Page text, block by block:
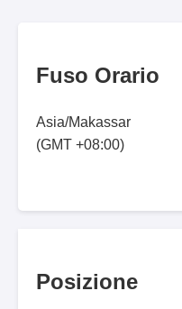
Fuso Orario
Asia/Makassar
(GMT +08:00)
Posizione